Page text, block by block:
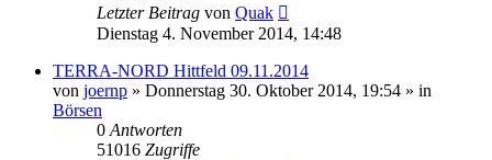
Letzter Beitrag von Quak
Dienstag 4. November 2014, 14:48
TERRA-NORD Hittfeld 09.11.2014
von joernp » Donnerstag 30. Oktober 2014, 19:54 » in
Börsen
0 Antworten
51016 Zugriffe